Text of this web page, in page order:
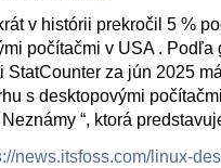
v histórii prekročil 5 %
počítačmi v USA . Podľa
StatCounter za jún 2025
s desktopovými
Neznámy “, ktorá
news.itsfoss.com/linux-